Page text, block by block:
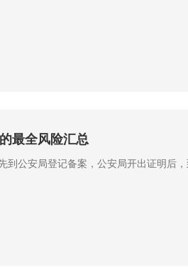
最全风险汇总
公安局登记备案，公安局开出证明后